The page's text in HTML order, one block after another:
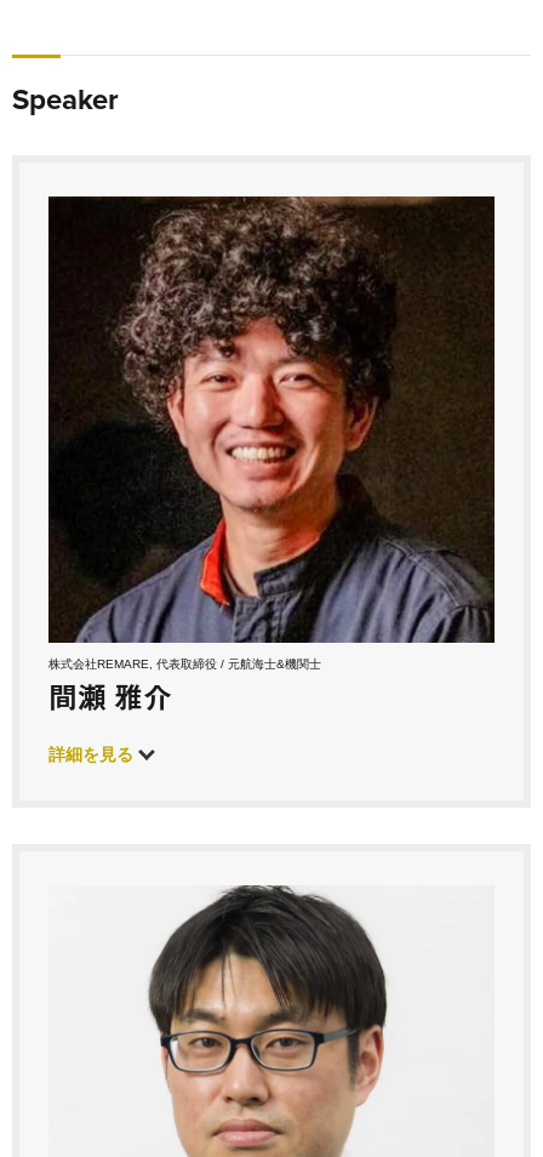
Speaker
株式会社REMARE, 代表取締役 / 元航海士&機関士
間瀬 雅介
詳細を見る